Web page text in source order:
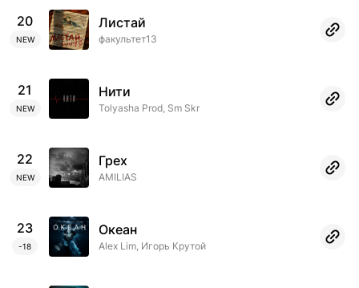
20
NEW
Листай
факультет13
21
NEW
Нити
Tolyasha Prod, Sm Skr
22
NEW
Грех
AMILIAS
23
-18
Океан
Alex Lim, Игорь Крутой